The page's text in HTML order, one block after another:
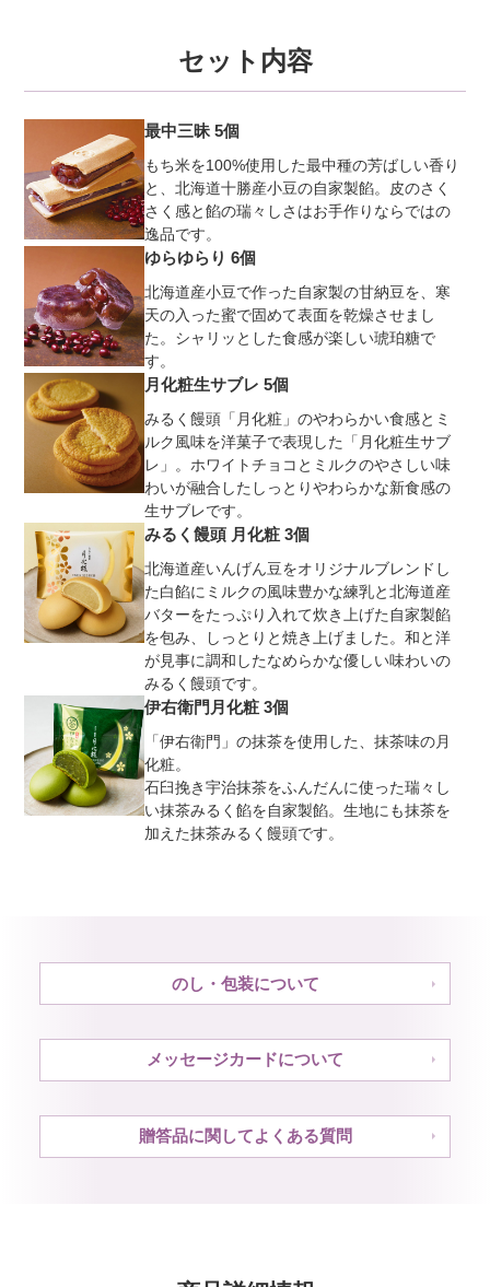
セット内容
最中三昧 5個
もち米を100%使用した最中種の芳ばしい香り
と、北海道十勝産小豆の自家製餡。皮のさく
さく感と餡の瑞々しさはお手作りならではの
逸品です。
ゆらゆらり 6個
北海道産小豆で作った自家製の甘納豆を、寒
天の入った蜜で固めて表面を乾燥させまし
た。シャリッとした食感が楽しい琥珀糖で
す。
月化粧生サブレ 5個
みるく饅頭「月化粧」のやわらかい食感とミ
ルク風味を洋菓子で表現した「月化粧生サブ
レ」。ホワイトチョコとミルクのやさしい味
わいが融合したしっとりやわらかな新食感の
生サブレです。
みるく饅頭 月化粧 3個
北海道産いんげん豆をオリジナルブレンドし
た白餡にミルクの風味豊かな練乳と北海道産
バターをたっぷり入れて炊き上げた自家製餡
を包み、しっとりと焼き上げました。和と洋
が見事に調和したなめらかな優しい味わいの
みるく饅頭です。
伊右衛門月化粧 3個
「伊右衛門」の抹茶を使用した、抹茶味の月
化粧。
石臼挽き宇治抹茶をふんだんに使った瑞々し
い抹茶みるく餡を自家製餡。生地にも抹茶を
加えた抹茶みるく饅頭です。
のし・包装について
メッセージカードについて
贈答品に関してよくある質問